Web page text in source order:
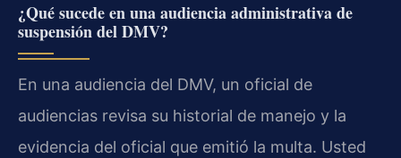
¿Qué sucede en una audiencia administrativa de
suspensión del DMV?
En una audiencia del DMV, un oficial de
audiencias revisa su historial de manejo y la
evidencia del oficial que emitió la multa. Usted